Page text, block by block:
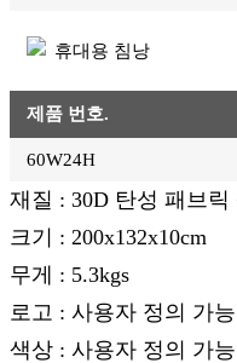
제품 번호.
60W24H
재질 : 30D 탄성 패브릭
크기 : 200x132x10cm
무게 : 5.3kgs
로고 : 사용자 정의 가능
색상 : 사용자 정의 가능